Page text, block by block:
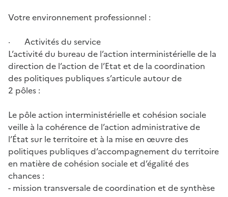
Votre environnement professionnel :
· Activités du service
L’activité du bureau de l’action interministérielle de la
direction de l’action de l’Etat et de la coordination
des politiques publiques s’articule autour de
2 pôles :
Le pôle action interministérielle et cohésion sociale
veille à la cohérence de l’action administrative de
l’État sur le territoire et à la mise en œuvre des
politiques publiques d’accompagnement du territoire
en matière de cohésion sociale et d’égalité des
chances :
- mission transversale de coordination et de synthèse